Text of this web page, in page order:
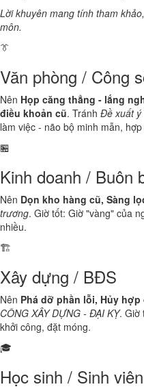
Lời khuyên mang tính tham
môn.
👔
Văn phòng / Công
Nên Họp căng thẳng - lắng
điều khoản cũ. Tránh Đề xuất
làm việc - não bộ minh mẫn,
🏪
Kinh doanh / Buôn
Nên Dọn kho hàng cũ, Sàng
trương. Giờ tốt: Giờ "vàng" của
nhiều.
🏗️
Xây dựng / BĐS
Nên Phá dỡ phần lỗi, Hủy
CÔNG XÂY DỰNG - ĐẠI KỴ. Giờ
khởi công, đặt móng.
🎓
Học sinh / Sinh viên